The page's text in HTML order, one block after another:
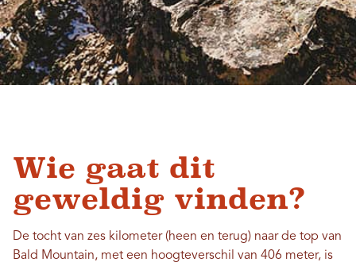
Wie gaat dit
geweldig vinden?
De tocht van zes kilometer (heen en terug) naar de top van
Bald Mountain, met een hoogteverschil van 406 meter, is